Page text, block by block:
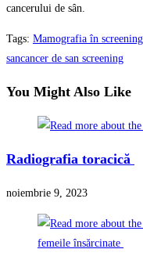
cancerului de sân.
Tags: Mamografia în
sancancer de san screening
You Might Also Like
Radiografia toracică
noiembrie 9, 2023